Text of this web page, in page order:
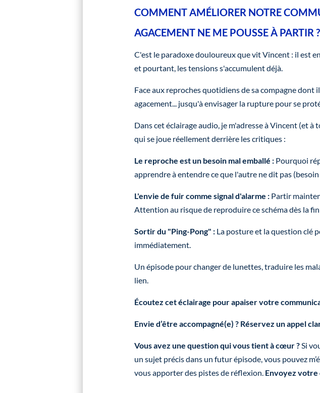
COMMENT AMÉLIORER NOTRE
AGACEMENT NE ME POUSSE À PARTIR ?
C'est le paradoxe douloureux que vit Vincent : il est
et pourtant, les tensions s'accumulent déjà.
Face aux reproches quotidiens de sa compagne
agacement... jusqu'à envisager la rupture pour se
Dans cet éclairage audio, je m'adresse à Vincent (et
qui se joue réellement derrière les critiques :
Le reproche est un besoin mal emballé :Pourquoi
apprendre à entendre ce que l'autre ne dit pas
L'envie de fuir comme signal d'alarme :Partir
Attention au risque de reproduire ce schéma dès la
Sortir du "Ping-Pong" :La posture et la question clé
immédiatement.
Un épisode pour changer de lunettes, traduire les
lien.
Écoutez cet éclairage pour apaiser votre
Envie d’être accompagné(e) ? Réservez un appel
Vous avez une question qui vous tient à cœur ?Si
un sujet précis dans un futur épisode, vous pouvez
vous apporter des pistes de réflexion. Envoyez votre